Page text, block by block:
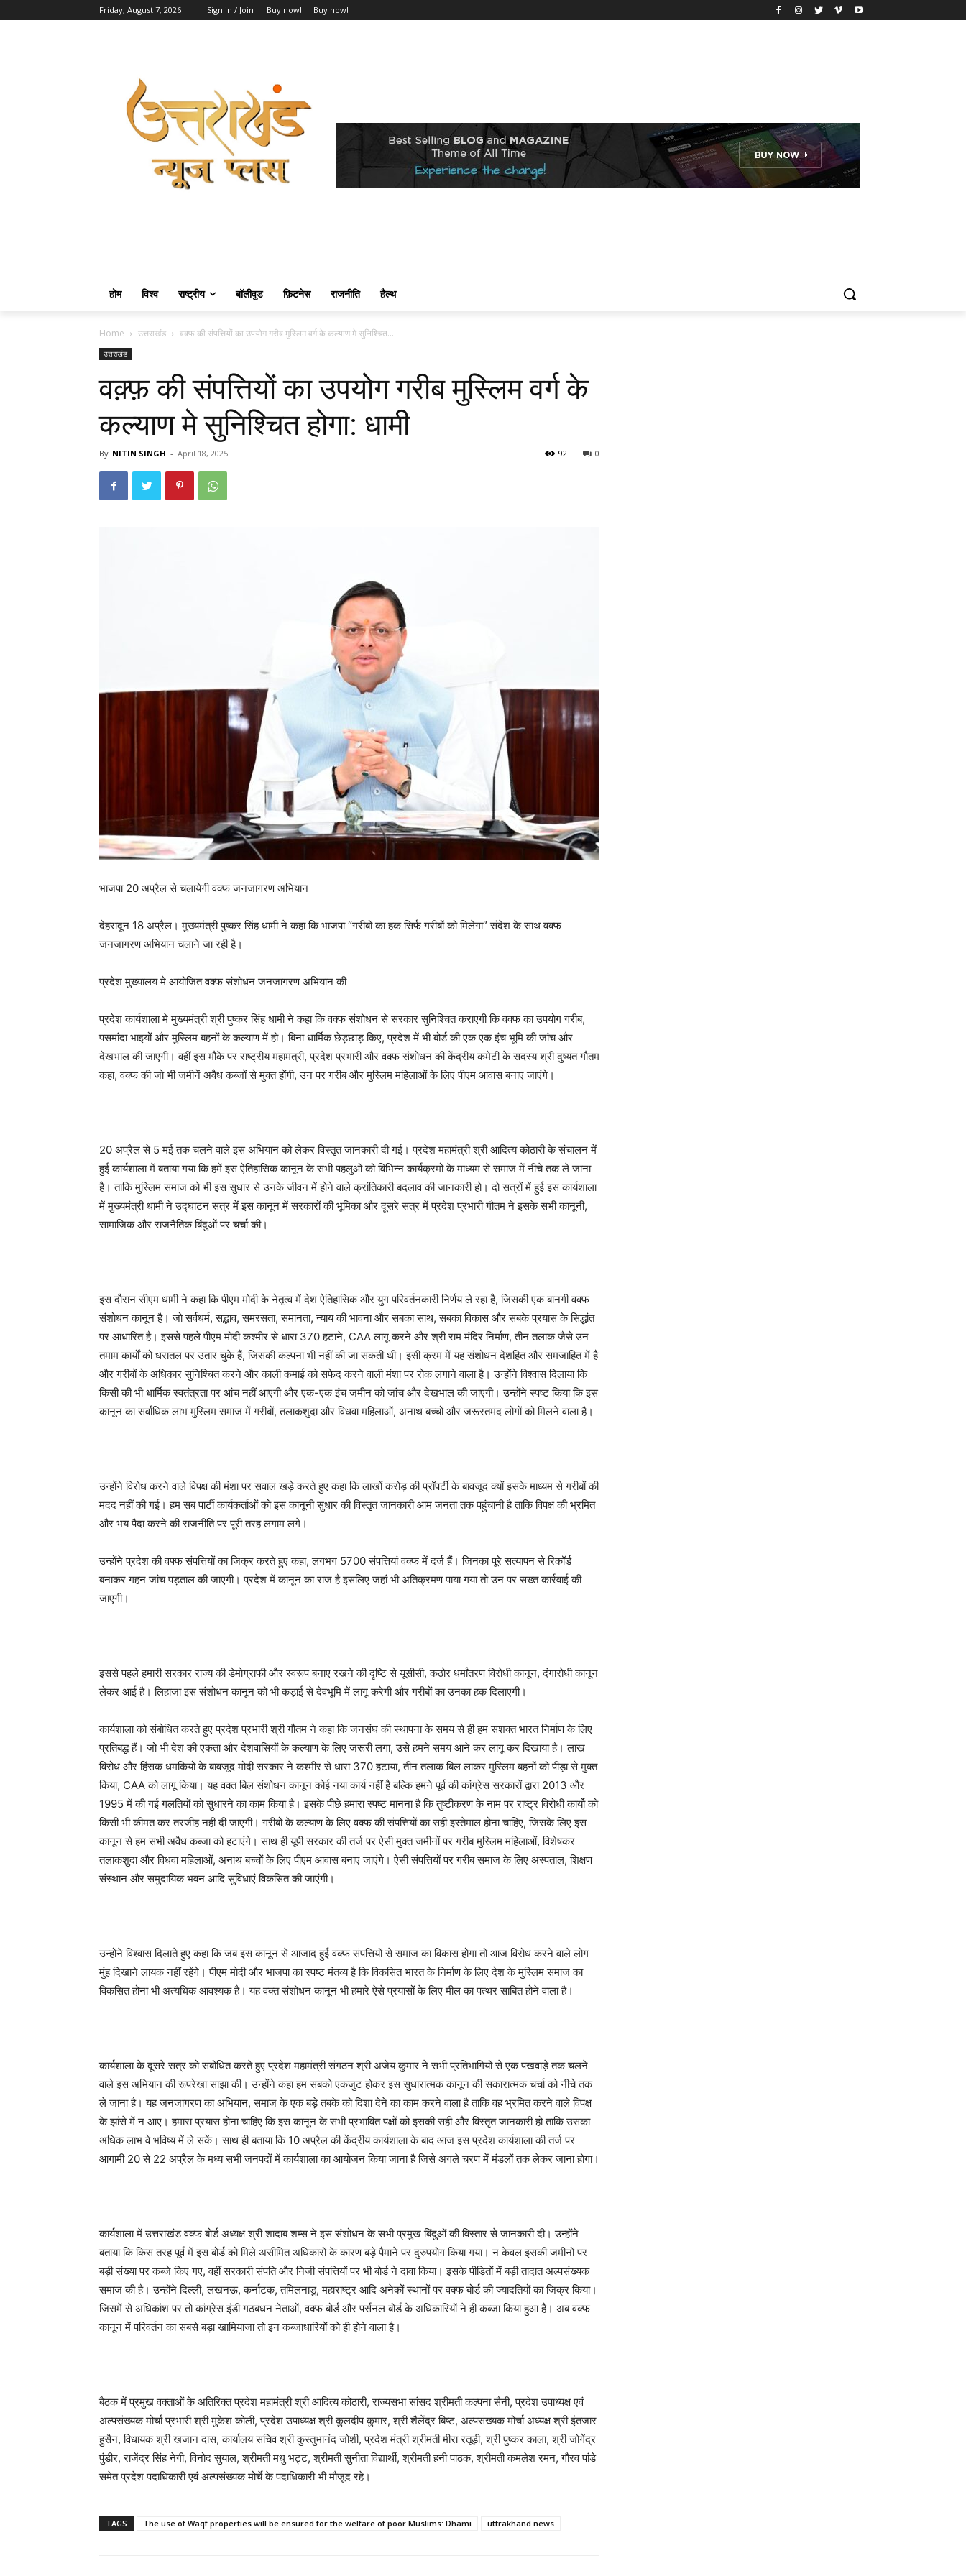
Friday, August 7, 2026 Sign in / Join Buy now! Buy now!
होम विश्व राष्ट्रीय बॉलीवुड फ़िटनेस राजनीति हैल्थ
Home उत्तराखंड वक़्फ़ की संपत्तियों का उपयोग गरीब मुस्लिम वर्ग के कल्याण मे सुनिश्चित...
उत्तराखंड
वक़्फ़ की संपत्तियों का उपयोग गरीब मुस्लिम वर्ग के
कल्याण मे सुनिश्चित होगा: धामी
By NITIN SINGH - April 18, 2025 0
92
भाजपा 20 अप्रैल से चलायेगी वक्फ जनजागरण अभियान
देहरादून 18 अप्रैल। मुख्यमंत्री पुष्कर सिंह धामी ने कहा कि भाजपा “गरीबों का हक सिर्फ गरीबों को मिलेगा” संदेश के साथ वक्फ
जनजागरण अभियान चलाने जा रही है।
प्रदेश मुख्यालय मे आयोजित वक्फ संशोधन जनजागरण अभियान की
प्रदेश कार्यशाला मे मुख्यमंत्री श्री पुष्कर सिंह धामी ने कहा कि वक्फ संशोधन से सरकार सुनिश्चित कराएगी कि वक्फ का उपयोग गरीब,
पसमांदा भाइयों और मुस्लिम बहनों के कल्याण में हो। बिना धार्मिक छेड़छाड़ किए, प्रदेश में भी बोर्ड की एक एक इंच भूमि की जांच और
देखभाल की जाएगी। वहीं इस मौके पर राष्ट्रीय महामंत्री, प्रदेश प्रभारी और वक्फ संशोधन की केंद्रीय कमेटी के सदस्य श्री दुष्यंत गौतम
कहा, वक्फ की जो भी जमीनें अवैध कब्जों से मुक्त होंगी, उन पर गरीब और मुस्लिम महिलाओं के लिए पीएम आवास बनाए जाएंगे।
20 अप्रैल से 5 मई तक चलने वाले इस अभियान को लेकर विस्तृत जानकारी दी गई। प्रदेश महामंत्री श्री आदित्य कोठारी के संचालन में
हुई कार्यशाला में बताया गया कि हमें इस ऐतिहासिक कानून के सभी पहलुओं को विभिन्न कार्यक्रमों के माध्यम से समाज में नीचे तक ले जाना
है। ताकि मुस्लिम समाज को भी इस सुधार से उनके जीवन में होने वाले क्रांतिकारी बदलाव की जानकारी हो। दो सत्रों में हुई इस कार्यशाला
में मुख्यमंत्री धामी ने उद्घाटन सत्र में इस कानून में सरकारों की भूमिका और दूसरे सत्र में प्रदेश प्रभारी गौतम ने इसके सभी कानूनी,
सामाजिक और राजनैतिक बिंदुओं पर चर्चा की।
इस दौरान सीएम धामी ने कहा कि पीएम मोदी के नेतृत्व में देश ऐतिहासिक और युग परिवर्तनकारी निर्णय ले रहा है, जिसकी एक बानगी वक्फ
संशोधन कानून है। जो सर्वधर्म, सद्भाव, समरसता, समानता, न्याय की भावना और सबका साथ, सबका विकास और सबके प्रयास के सिद्धांत
पर आधारित है। इससे पहले पीएम मोदी कश्मीर से धारा 370 हटाने, CAA लागू करने और श्री राम मंदिर निर्माण, तीन तलाक जैसे उन
तमाम कार्यों को धरातल पर उतार चुके हैं, जिसकी कल्पना भी नहीं की जा सकती थी। इसी क्रम में यह संशोधन देशहित और समजाहित में है
और गरीबों के अधिकार सुनिश्चित करने और काली कमाई को सफेद करने वाली मंशा पर रोक लगाने वाला है। उन्होंने विश्वास दिलाया कि
किसी की भी धार्मिक स्वतंत्रता पर आंच नहीं आएगी और एक-एक इंच जमीन को जांच और देखभाल की जाएगी। उन्होंने स्पष्ट किया कि इस
कानून का सर्वाधिक लाभ मुस्लिम समाज में गरीबों, तलाकशुदा और विधवा महिलाओं, अनाथ बच्चों और जरूरतमंद लोगों को मिलने वाला है।
उन्होंने विरोध करने वाले विपक्ष की मंशा पर सवाल खड़े करते हुए कहा कि लाखों करोड़ की प्रॉपर्टी के बावजूद क्यों इसके माध्यम से गरीबों की
मदद नहीं की गई। हम सब पार्टी कार्यकर्ताओं को इस कानूनी सुधार की विस्तृत जानकारी आम जनता तक पहुंचानी है ताकि विपक्ष की भ्रमित
और भय पैदा करने की राजनीति पर पूरी तरह लगाम लगे।
उन्होंने प्रदेश की वफ्फ संपत्तियों का जिक्र करते हुए कहा, लगभग 5700 संपत्तियां वक्फ में दर्ज हैं। जिनका पूरे सत्यापन से रिकॉर्ड
बनाकर गहन जांच पड़ताल की जाएगी। प्रदेश में कानून का राज है इसलिए जहां भी अतिक्रमण पाया गया तो उन पर सख्त कार्रवाई की
जाएगी।
इससे पहले हमारी सरकार राज्य की डेमोग्राफी और स्वरूप बनाए रखने की दृष्टि से यूसीसी, कठोर धर्मांतरण विरोधी कानून, दंगारोधी कानून
लेकर आई है। लिहाजा इस संशोधन कानून को भी कड़ाई से देवभूमि में लागू करेगी और गरीबों का उनका हक दिलाएगी।
कार्यशाला को संबोधित करते हुए प्रदेश प्रभारी श्री गौतम ने कहा कि जनसंघ की स्थापना के समय से ही हम सशक्त भारत निर्माण के लिए
प्रतिबद्ध हैं। जो भी देश की एकता और देशवासियों के कल्याण के लिए जरूरी लगा, उसे हमने समय आने कर लागू कर दिखाया है। लाख
विरोध और हिंसक धमकियों के बावजूद मोदी सरकार ने कश्मीर से धारा 370 हटाया, तीन तलाक बिल लाकर मुस्लिम बहनों को पीड़ा से मुक्त
किया, CAA को लागू किया। यह वक्त बिल संशोधन कानून कोई नया कार्य नहीं है बल्कि हमने पूर्व की कांग्रेस सरकारों द्वारा 2013 और
1995 में की गई गलतियों को सुधारने का काम किया है। इसके पीछे हमारा स्पष्ट मानना है कि तुष्टीकरण के नाम पर राष्ट्र विरोधी कार्यो को
किसी भी कीमत कर तरजीह नहीं दी जाएगी। गरीबों के कल्याण के लिए वक्फ की संपत्तियों का सही इस्तेमाल होना चाहिए, जिसके लिए इस
कानून से हम सभी अवैध कब्जा को हटाएंगे। साथ ही यूपी सरकार की तर्ज पर ऐसी मुक्त जमीनों पर गरीब मुस्लिम महिलाओं, विशेषकर
तलाकशुदा और विधवा महिलाओं, अनाथ बच्चों के लिए पीएम आवास बनाए जाएंगे। ऐसी संपत्तियों पर गरीब समाज के लिए अस्पताल, शिक्षण
संस्थान और समुदायिक भवन आदि सुविधाएं विकसित की जाएंगी।
उन्होंने विश्वास दिलाते हुए कहा कि जब इस कानून से आजाद हुई वक्फ संपत्तियों से समाज का विकास होगा तो आज विरोध करने वाले लोग
मुंह दिखाने लायक नहीं रहेंगे। पीएम मोदी और भाजपा का स्पष्ट मंतव्य है कि विकसित भारत के निर्माण के लिए देश के मुस्लिम समाज का
विकसित होना भी अत्यधिक आवश्यक है। यह वक्त संशोधन कानून भी हमारे ऐसे प्रयासों के लिए मील का पत्थर साबित होने वाला है।
कार्यशाला के दूसरे सत्र को संबोधित करते हुए प्रदेश महामंत्री संगठन श्री अजेय कुमार ने सभी प्रतिभागियों से एक पखवाड़े तक चलने
वाले इस अभियान की रूपरेखा साझा की। उन्होंने कहा हम सबको एकजुट होकर इस सुधारात्मक कानून की सकारात्मक चर्चा को नीचे तक
ले जाना है। यह जनजागरण का अभियान, समाज के एक बड़े तबके को दिशा देने का काम करने वाला है ताकि वह भ्रमित करने वाले विपक्ष
के झांसे में न आए। हमारा प्रयास होना चाहिए कि इस कानून के सभी प्रभावित पक्षों को इसकी सही और विस्तृत जानकारी हो ताकि उसका
अधिक लाभ वे भविष्य में ले सकें। साथ ही बताया कि 10 अप्रैल की केंद्रीय कार्यशाला के बाद आज इस प्रदेश कार्यशाला की तर्ज पर
आगामी 20 से 22 अप्रैल के मध्य सभी जनपदों में कार्यशाला का आयोजन किया जाना है जिसे अगले चरण में मंडलों तक लेकर जाना होगा।
कार्यशाला में उत्तराखंड वक्फ बोर्ड अध्यक्ष श्री शादाब शम्स ने इस संशोधन के सभी प्रमुख बिंदुओं की विस्तार से जानकारी दी। उन्होंने
बताया कि किस तरह पूर्व में इस बोर्ड को मिले असीमित अधिकारों के कारण बड़े पैमाने पर दुरुपयोग किया गया। न केवल इसकी जमीनों पर
बड़ी संख्या पर कब्जे किए गए, वहीं सरकारी संपति और निजी संपत्तियों पर भी बोर्ड ने दावा किया। इसके पीड़ितों में बड़ी तादात अल्पसंख्यक
समाज की है। उन्होंने दिल्ली, लखनऊ, कर्नाटक, तमिलनाडु, महाराष्ट्र आदि अनेकों स्थानों पर वक्फ बोर्ड की ज्यादतियों का जिक्र किया।
जिसमें से अधिकांश पर तो कांग्रेस इंडी गठबंधन नेताओं, वक्फ बोर्ड और पर्सनल बोर्ड के अधिकारियों ने ही कब्जा किया हुआ है। अब वक्फ
कानून में परिवर्तन का सबसे बड़ा खामियाजा तो इन कब्जाधारियों को ही होने वाला है।
बैठक में प्रमुख वक्ताओं के अतिरिक्त प्रदेश महामंत्री श्री आदित्य कोठारी, राज्यसभा सांसद श्रीमती कल्पना सैनी, प्रदेश उपाध्यक्ष एवं
अल्पसंख्यक मोर्चा प्रभारी श्री मुकेश कोली, प्रदेश उपाध्यक्ष श्री कुलदीप कुमार, श्री शैलेंद्र बिष्ट, अल्पसंख्यक मोर्चा अध्यक्ष श्री इंतजार
हुसैन, विधायक श्री खजान दास, कार्यालय सचिव श्री कुस्तुभानंद जोशी, प्रदेश मंत्री श्रीमती मीरा रतूड़ी, श्री पुष्कर काला, श्री जोगेंद्र
पुंडीर, राजेंद्र सिंह नेगी, विनोद सुयाल, श्रीमती मधु भट्ट, श्रीमती सुनीता विद्यार्थी, श्रीमती हनी पाठक, श्रीमती कमलेश रमन, गौरव पांडे
समेत प्रदेश पदाधिकारी एवं अल्पसंख्यक मोर्चे के पदाधिकारी भी मौजूद रहे।
TAGS The use of Waqf properties will be ensured for the welfare of poor Muslims: Dhami uttrakhand news